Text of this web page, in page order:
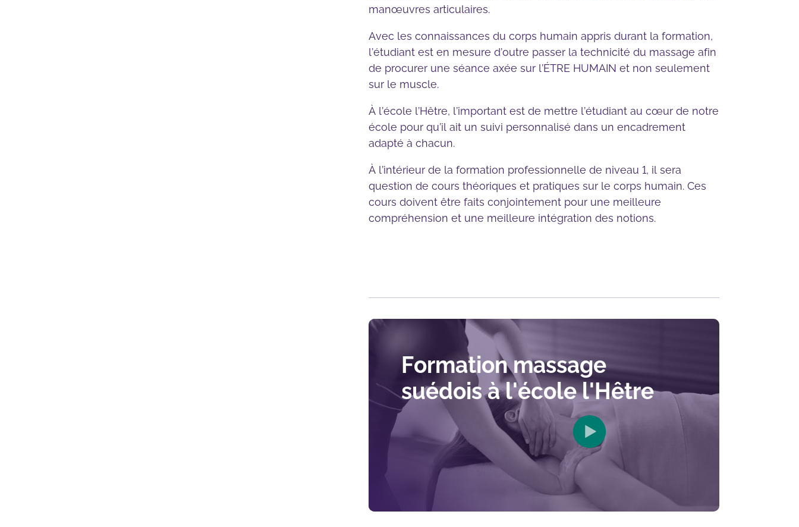
manœuvres articulaires.
Avec les connaissances du corps humain appris durant la formation,
l’étudiant est en mesure d’outre passer la technicité du massage afin
de procurer une séance axée sur l’ÉTRE HUMAIN et non seulement
sur le muscle.
À l’école l’Hêtre, l’important est de mettre l’étudiant au cœur de notre
école pour qu’il ait un suivi personnalisé dans un encadrement
adapté à chacun.
À l’intérieur de la formation professionnelle de niveau 1, il sera
question de cours théoriques et pratiques sur le corps humain. Ces
cours doivent être faits conjointement pour une meilleure
compréhension et une meilleure intégration des notions.
Formation massage
suédois à l'école l'Hêtre